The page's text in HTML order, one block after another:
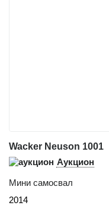
Wacker Neuson 1001
Аукцион
Мини самосвал
2014